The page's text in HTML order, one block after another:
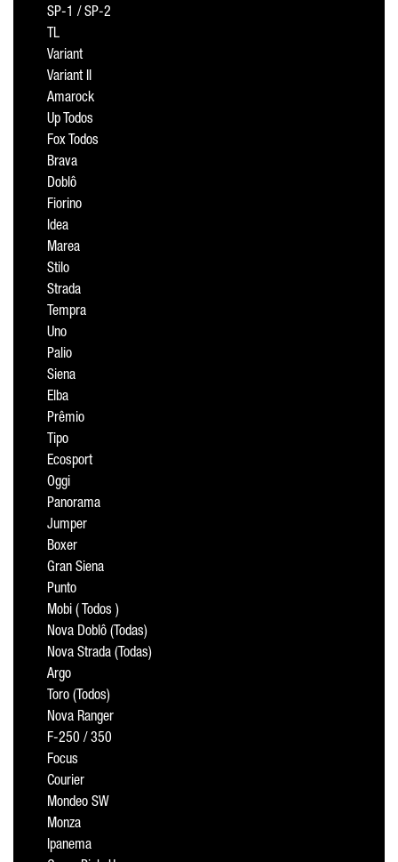
SP-1 / SP-2
TL
Variant
Variant II
Amarock
Up Todos
Fox Todos
Brava
Doblô
Fiorino
Idea
Marea
Stilo
Strada
Tempra
Uno
Palio
Siena
Elba
Prêmio
Tipo
Ecosport
Oggi
Panorama
Jumper
Boxer
Gran Siena
Punto
Mobi ( Todos )
Nova Doblô (Todas)
Nova Strada (Todas)
Argo
Toro (Todos)
Nova Ranger
F-250 / 350
Focus
Courier
Mondeo SW
Monza
Ipanema